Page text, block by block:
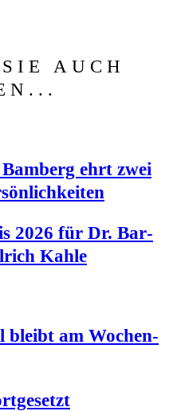
AUCH
ehrt zwei
2026 für Dr. Bar­
Kahle
bleibt am Wochen­